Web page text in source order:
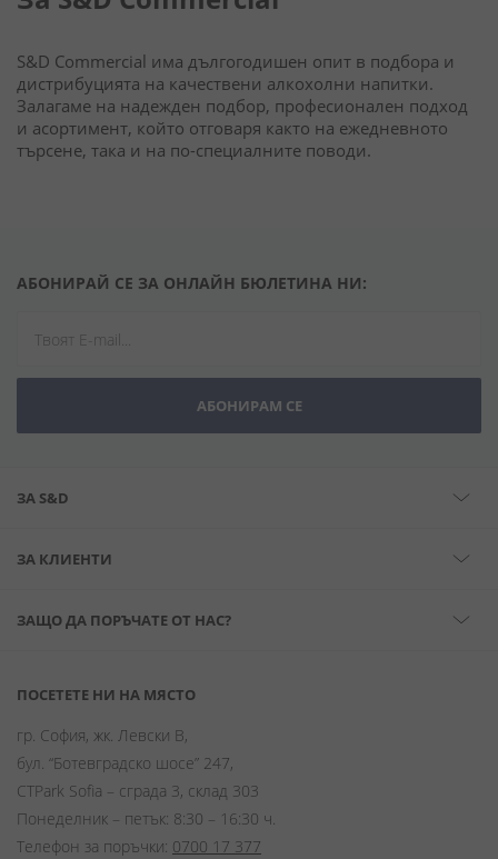
S&D Commercial има дългогодишен опит в подбора и
дистрибуцията на качествени алкохолни напитки.
Залагаме на надежден подбор, професионален подход
и асортимент, който отговаря както на ежедневното
търсене, така и на по-специалните поводи.
АБОНИРАЙ СЕ ЗА ОНЛАЙН БЮЛЕТИНА НИ:
АБОНИРАМ СЕ
ЗА S&D
ЗА КЛИЕНТИ
ЗАЩО ДА ПОРЪЧАТЕ ОТ НАС?
ПОСЕТЕТЕ НИ НА МЯСТО
гр. София, жк. Левски В,
бул. “Ботевградско шосе” 247,
CTPark Sofia – сграда 3, склад 303
Понеделник – петък: 8:30 – 16:30 ч.
Телефон за поръчки: 0700 17 377